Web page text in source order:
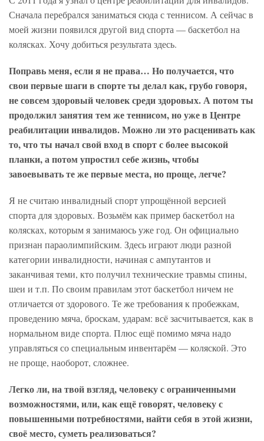
Сначала перебрался заниматься сюда с теннисом. А сейчас в
моей жизни появился другой вид спорта — баскетбол на
колясках. Хочу добиться результата здесь.
Поправь меня, если я не права… Но получается, что
свои первые шаги в спорте ты делал как, грубо говоря,
не совсем здоровый человек среди здоровых. А потом ты
продолжил занятия тем же теннисом, но уже в Центре
реабилитации инвалидов. Можно ли это расценивать как
то, что ты начал свой вход в спорт с более высокой
планки, а потом упростил себе жизнь, чтобы
завоевывать те же первые места, но проще, легче?
Я не считаю инвалидный спорт упрощённой версией
спорта для здоровых. Возьмём как пример баскетбол на
колясках, которым я занимаюсь уже год. Он официально
признан параолимпийским. Здесь играют люди разной
категории инвалидности, начиная с ампутантов и
заканчивая теми, кто получил технические травмы спины,
шеи и т.п. По своим правилам этот баскетбол ничем не
отличается от здорового. Те же требования к пробежкам,
проведению мяча, броскам, ударам: всё засчитывается, как в
нормальном виде спорта. Плюс ещё помимо мяча надо
управляться со специальным инвентарём — коляской. Это
не проще, наоборот, сложнее.
Легко ли, на твой взгляд, человеку с ограниченными
возможностями, или, как ещё говорят, человеку с
повышенными потребностями, найти себя в этой жизни,
своё место, суметь реализоваться?